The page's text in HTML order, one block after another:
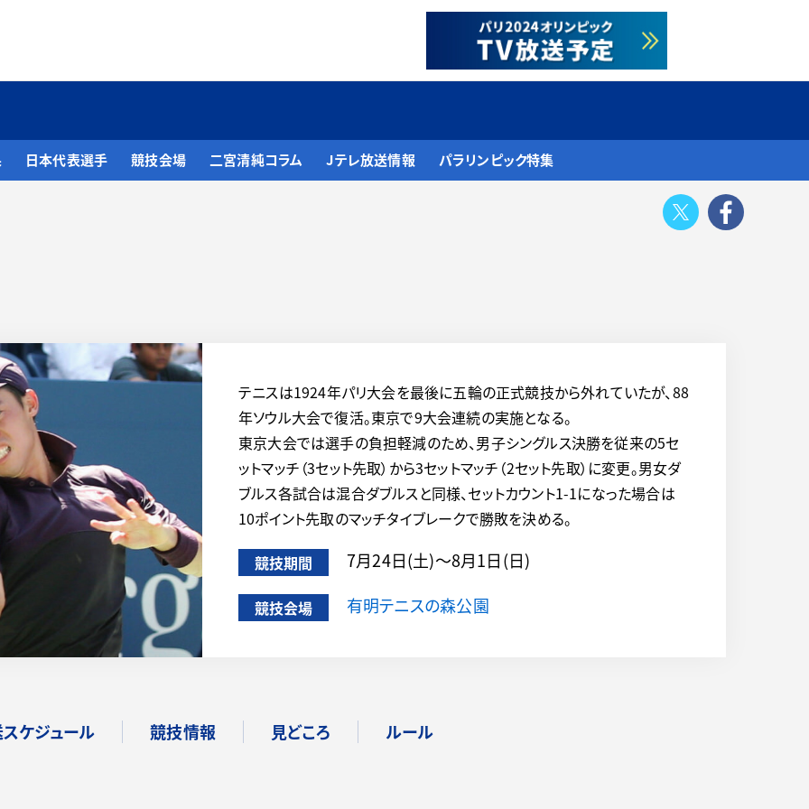
日本代表選手 競技会場 二宮清純コラム Jテレ放送情報 パラリンピック特集
Twitter
テニスは1924年パリ大会を最後に五輪の正式競技から外れていたが、88
年ソウル大会で復活。東京で9大会連続の実施となる。
東京大会では選手の負担軽減のため、男子シングルス決勝を従来の5セ
ットマッチ（3セット先取）から3セットマッチ（2セット先取）に変更。男女ダ
ブルス各試合は混合ダブルスと同様、セットカウント1-1になった場合は
10ポイント先取のマッチタイブレークで勝敗を決める。
競技期間 7月24日(土)～8月1日(日)
競技会場 有明テニスの森公園
ケジュール 競技情報 見どころ ルール